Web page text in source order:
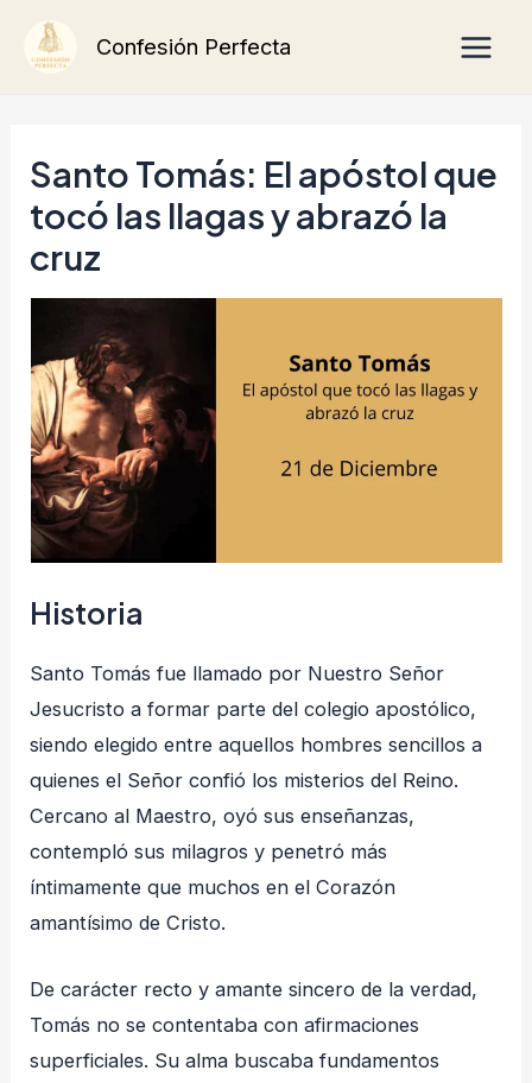
Confesión Perfecta
Santo Tomás: El apóstol que
tocó las llagas y abrazó la
cruz
Historia
Santo Tomás fue llamado por Nuestro Señor
Jesucristo a formar parte del colegio apostólico,
siendo elegido entre aquellos hombres sencillos a
quienes el Señor confió los misterios del Reino.
Cercano al Maestro, oyó sus enseñanzas,
contempló sus milagros y penetró más
íntimamente que muchos en el Corazón
amantísimo de Cristo.
De carácter recto y amante sincero de la verdad,
Tomás no se contentaba con afirmaciones
superficiales. Su alma buscaba fundamentos